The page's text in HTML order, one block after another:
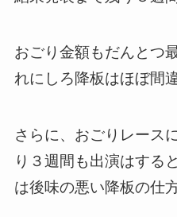
おごり金額もだんとつ
れにしろ降板はほぼ間
さらに、おごりレース
り３週間も出演はする
は後味の悪い降板の仕